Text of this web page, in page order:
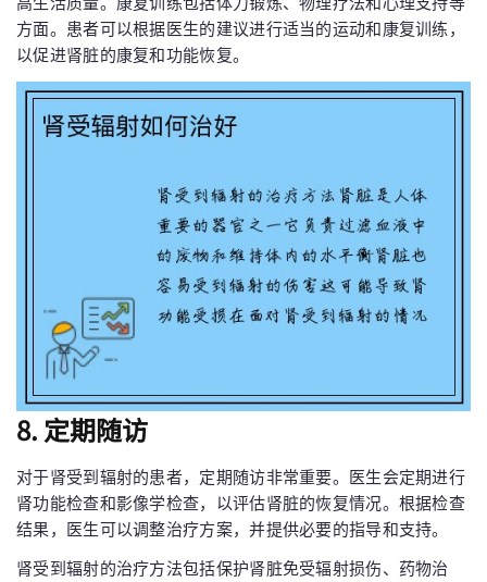
方面。患者可以根据医生的建议进行适当的运动和康复训练，
以促进肾脏的康复和功能恢复。
8. 定期随访
对于肾受到辐射的患者，定期随访非常重要。医生会定期进行
肾功能检查和影像学检查，以评估肾脏的恢复情况。根据检查
结果，医生可以调整治疗方案，并提供必要的指导和支持。
肾受到辐射的治疗方法包括保护肾脏免受辐射损伤、药物治